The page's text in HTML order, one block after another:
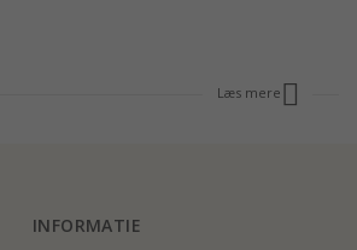
Læs mere
INFORMATIE